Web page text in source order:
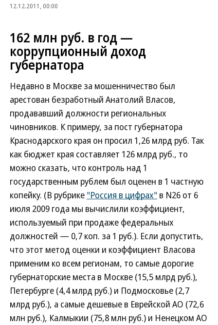
12.12.2011, 00:00
162 млн руб. в год —
коррупционный доход
губернатора
Недавно в Москве за мошенничество был
арестован безработный Анатолий Власов,
продававший должности региональных
чиновников. К примеру, за пост губернатора
Краснодарского края он просил 1,26 млрд руб. Так
как бюджет края составляет 126 млрд руб., то
можно сказать, что контроль над 1
государственным рублем был оценен в 1 частную
копейку. (В рубрике "Россия в цифрах" в N26 от 6
июля 2009 года мы вычислили коэффициент,
используемый при продаже федеральных
должностей — 0,7 коп. за 1 руб.). Если допустить,
что этот метод оценки и коэффициент Власова
применим ко всем регионам, то самые дорогие
губернаторские места в Москве (15,5 млрд руб.),
Петербурге (4,4 млрд руб.) и Подмосковье (2,7
млрд руб.), а самые дешевые в Еврейской АО (72,6
млн руб.), Калмыкии (75,8 млн руб.) и Ненецком АО